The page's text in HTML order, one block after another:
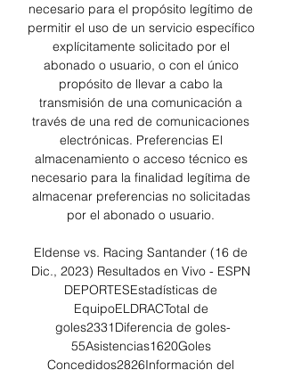
necesario para el propósito legítimo de
permitir el uso de un servicio específico
explícitamente solicitado por el
abonado o usuario, o con el único
propósito de llevar a cabo la
transmisión de una comunicación a
través de una red de comunicaciones
electrónicas. Preferencias El
almacenamiento o acceso técnico es
necesario para la finalidad legítima de
almacenar preferencias no solicitadas
por el abonado o usuario.
Eldense vs. Racing Santander (16 de
Dic., 2023) Resultados en Vivo - ESPN
DEPORTESEstadísticas de
EquipoELDRACTotal de
goles2331Diferencia de goles-
55Asistencias1620Goles
Concedidos2826Información del